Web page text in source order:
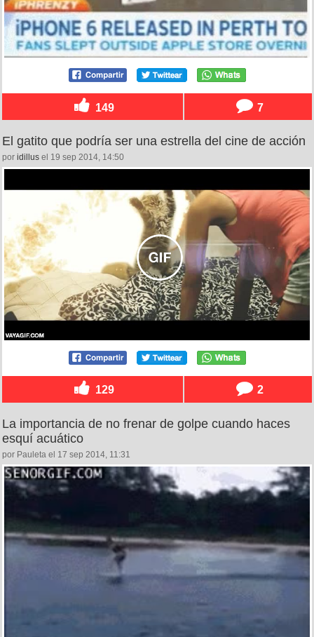
149 7
El gatito que podría ser una estrella del cine de acción
por idillus el 19 sep 2014, 14:50
129 2
La importancia de no frenar de golpe cuando haces
esquí acuático
por Pauleta el 17 sep 2014, 11:31